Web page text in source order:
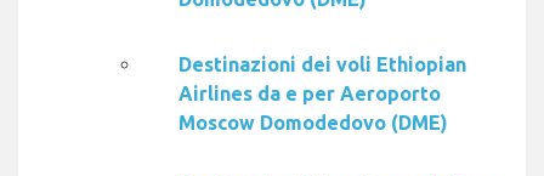
Destinazioni dei voli Ethiopian
Airlines da e per Aeroporto
Moscow Domodedovo (DME)